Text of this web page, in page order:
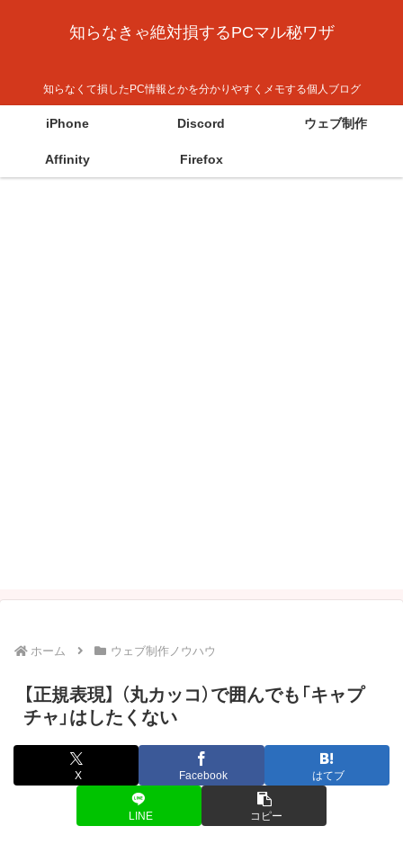
知らなきゃ絶対損するPCマル秘ワザ
知らなくて損したPC情報とかを分かりやすくメモする個人ブログ
iPhone Discord ウェブ制作
Affinity Firefox
ホーム ウェブ制作ノウハウ
【正規表現】 （丸カッコ）で囲んでも「キャプ
チャ」はしたくない
X Facebook はてブ
LINE コピー